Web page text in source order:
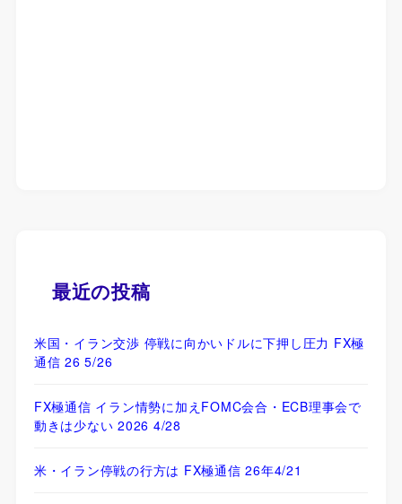
最近の投稿
米国・イラン交渉 停戦に向かいドルに下押し圧力 FX極
通信 26 5/26
FX極通信 イラン情勢に加えFOMC会合・ECB理事会で
動きは少ない 2026 4/28
米・イラン停戦の行方は FX極通信 26年4/21